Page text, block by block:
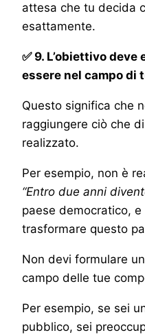
attesa che tu decida
esattamente.
✅ 9. L’obiettivo
essere nel campo di
Questo significa che
raggiungere ciò che
realizzato.
Per esempio, non è
“Entro due anni
paese democratico,
trasformare questo
Non devi formulare
campo delle tue
Per esempio, se sei
pubblico, sei